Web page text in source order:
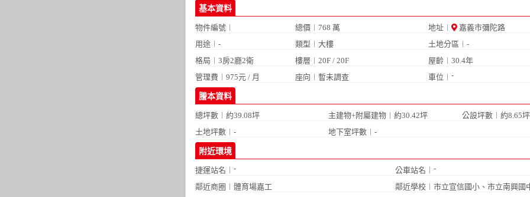
基本資料
物件編號︱ 總價︱768 萬 地址︱
嘉義市彌陀路
用途︱-
類型︱大樓
土地分區︱-
格局︱ 3房2廳2衛 樓層︱20F / 20F
屋齡︱30.4年
管理費︱975元 / 月
座向︱暫未調查 車位︱-
謄本資料
總坪數︱約39.08坪 主建物+附屬建物︱約30.42坪
公設坪數︱約8.65坪
土地坪數︱-
地下室坪數︱-
附近環境
捷運站名︱ - 公車站名︱ -
鄰近商圈︱ 體育場嘉工 鄰近學校︱ 市立宣信國小、 市立南興國